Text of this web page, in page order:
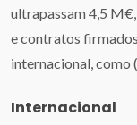
ultrapassam 4,5
e contratos
internacional, como
Internacional